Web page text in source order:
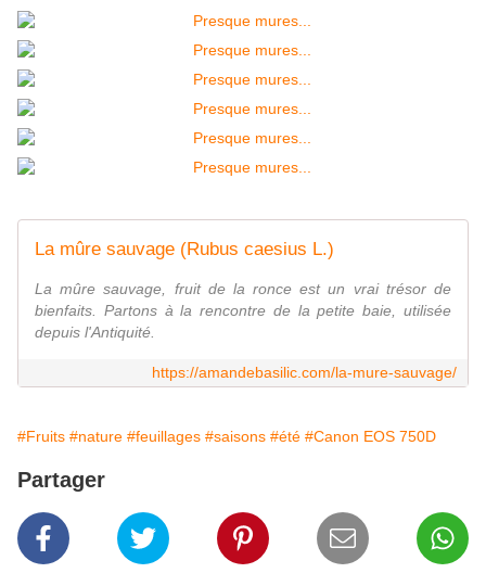
La mûre sauvage (Rubus caesius L.)
La mûre sauvage, fruit de la ronce est un vrai trésor de
bienfaits. Partons à la rencontre de la petite baie, utilisée
depuis l'Antiquité.
https://amandebasilic.com/la-mure-sauvage/
#Fruits #nature #feuillages #saisons #été #Canon EOS 750D
Partager